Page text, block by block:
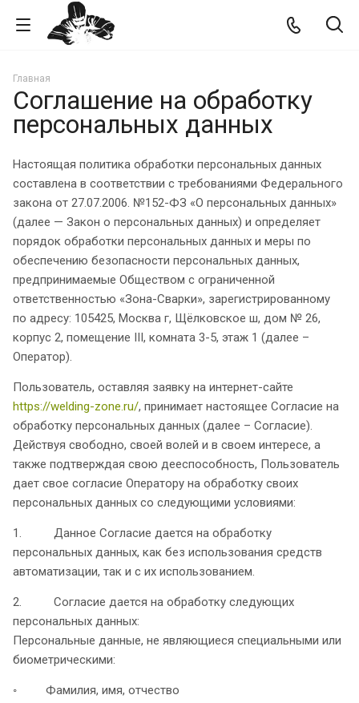
Главная
Соглашение на обработку
персональных данных
Настоящая политика обработки персональных данных
составлена в соответствии с требованиями Федерального
закона от 27.07.2006. №152-ФЗ «О персональных данных»
(далее — Закон о персональных данных) и определяет
порядок обработки персональных данных и меры по
обеспечению безопасности персональных данных,
предпринимаемые Обществом с ограниченной
ответственностью «Зона-Сварки», зарегистрированному
по адресу: 105425, Москва г, Щёлковское ш, дом № 26,
корпус 2, помещение III, комната 3-5, этаж 1 (далее –
Оператор).
Пользователь, оставляя заявку на интернет-сайте
https://welding-zone.ru/, принимает настоящее Согласие на
обработку персональных данных (далее – Согласие).
Действуя свободно, своей волей и в своем интересе, а
также подтверждая свою дееспособность, Пользователь
дает свое согласие Оператору на обработку своих
персональных данных со следующими условиями:
1. Данное Согласие дается на обработку
персональных данных, как без использования средств
автоматизации, так и с их использованием.
2. Согласие дается на обработку следующих
персональных данных:
Персональные данные, не являющиеся специальными или
биометрическими:
◦ Фамилия, имя, отчество